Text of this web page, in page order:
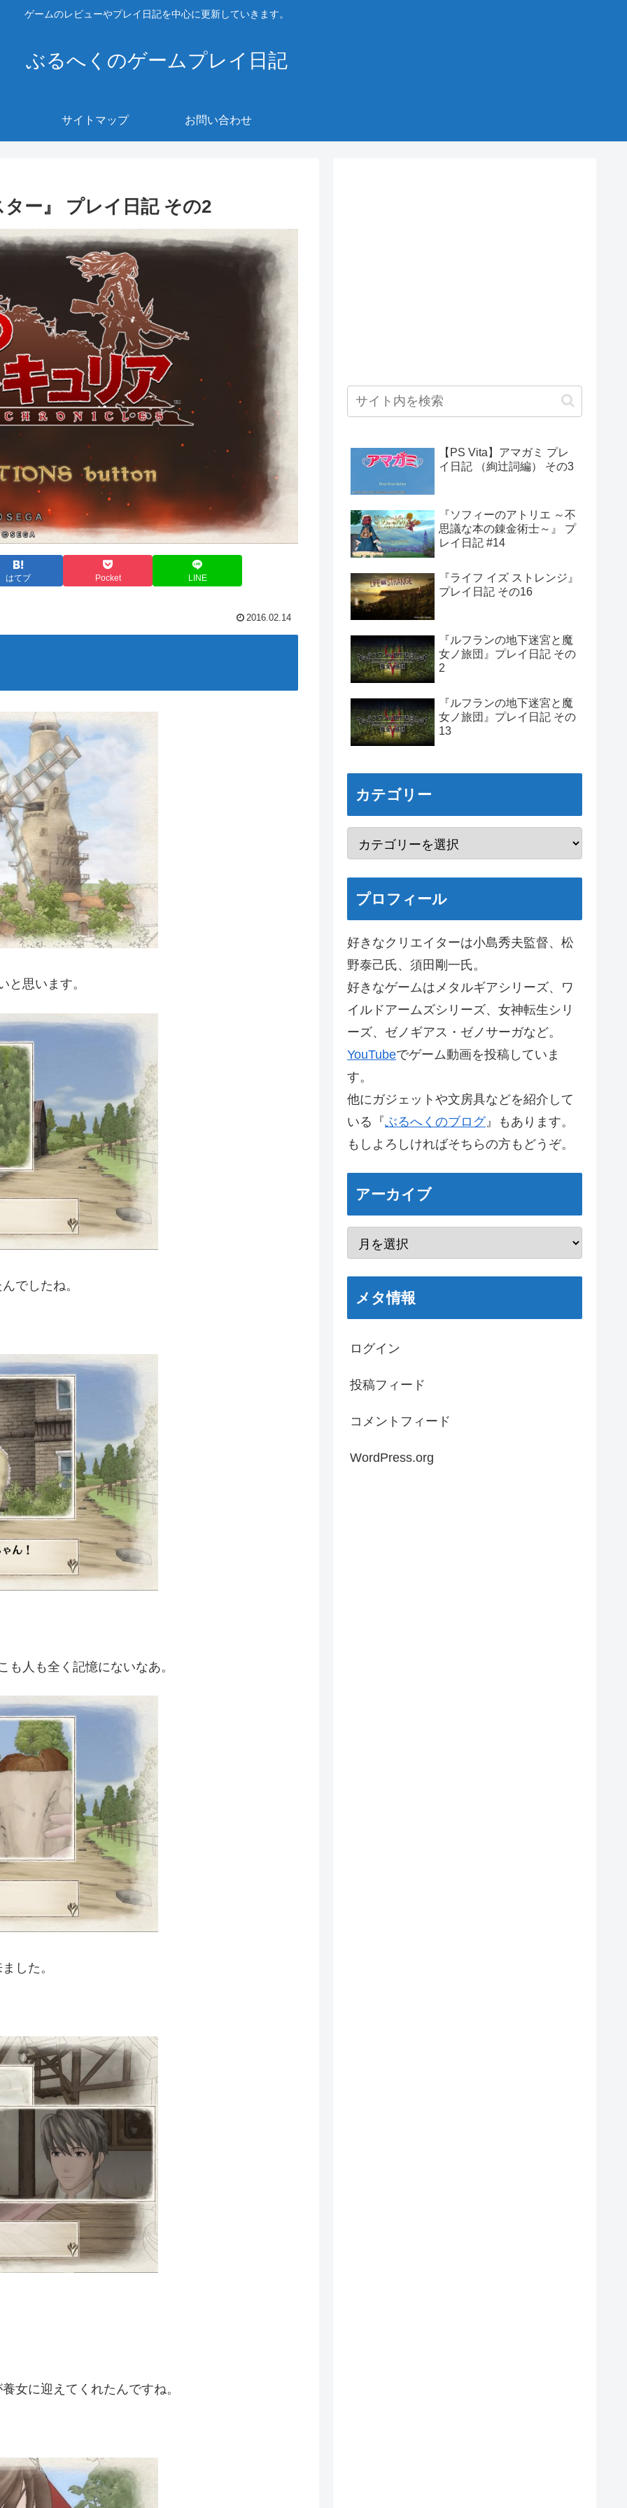
ゲームのレビューやプレイ日記を中心に更新していきます。
ぶるへくのゲームプレイ日記
サイトマップ お問い合わせ
ー』 プレイ日記 その2
はてブ Pocket LINE
2016.02.14
と思います。
でしたね。
人も全く記憶にないなあ。
した。
女に迎えてくれたんですね。
【PS Vita】アマガミ プレ
イ日記 （絢辻詞編） その3
『ソフィーのアトリエ ～不
思議な本の錬金術士～』 プ
レイ日記 #14
『ライフ イズ ストレンジ』
プレイ日記 その16
『ルフランの地下迷宮と魔
女ノ旅団』プレイ日記 その
2
『ルフランの地下迷宮と魔
女ノ旅団』プレイ日記 その
13
カテゴリー
プロフィール
好きなクリエイターは小島秀夫監督、松
野泰己氏、須田剛一氏。
好きなゲームはメタルギアシリーズ、ワ
イルドアームズシリーズ、女神転生シリ
ーズ、ゼノギアス・ゼノサーガなど。
YouTubeでゲーム動画を投稿していま
す。
他にガジェットや文房具などを紹介して
いる『ぶるへくのブログ』もあります。
もしよろしければそちらの方もどうぞ。
アーカイブ
メタ情報
ログイン
投稿フィード
コメントフィード
WordPress.org